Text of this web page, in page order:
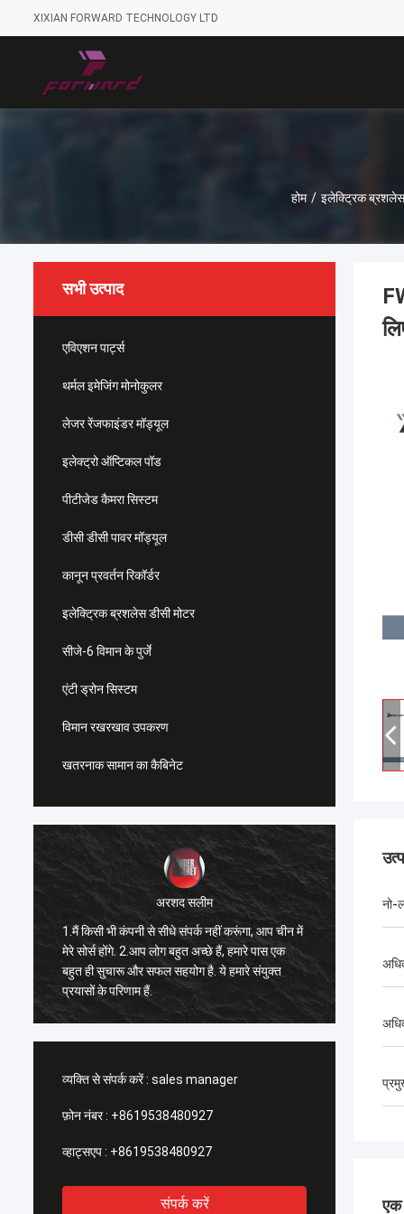
XIXIAN FORWARD TECHNOLOGY LTD
होम / इलेक्ट्रिक ब्रशलेस
सभी उत्पाद
एविएशन पार्ट्स
थर्मल इमेजिंग मोनोकुलर
लेजर रेंजफाइंडर मॉड्यूल
इलेक्ट्रो ऑप्टिकल पॉड
पीटीजेड कैमरा सिस्टम
डीसी डीसी पावर मॉड्यूल
कानून प्रवर्तन रिकॉर्डर
इलेक्ट्रिक ब्रशलेस डीसी मोटर
सीजे-6 विमान के पुर्जे
एंटी ड्रोन सिस्टम
विमान रखरखाव उपकरण
खतरनाक सामान का कैबिनेट
अरशद सलीम
1.मैं किसी भी कंपनी से सीधे संपर्क नहीं करूंगा, आप चीन में
मेरे सोर्स होंगे. 2.आप लोग बहुत अच्छे हैं, हमारे पास एक
बहुत ही सुचारू और सफल सहयोग है. ये हमारे संयुक्त
प्रयासों के परिणाम हैं.
1सबसे
आपकी
बीच
व्यक्ति से संपर्क करें : sales manager
फ़ोन नंबर : +8619538480927
व्हाट्सएप : +8619538480927
संपर्क करें
नो-
एक